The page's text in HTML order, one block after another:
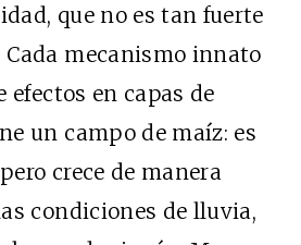
que no es tan fuerte
Cada mecanismo innato
efectos en capas de
un campo de maíz: es
crece de manera
condiciones de lluvia,